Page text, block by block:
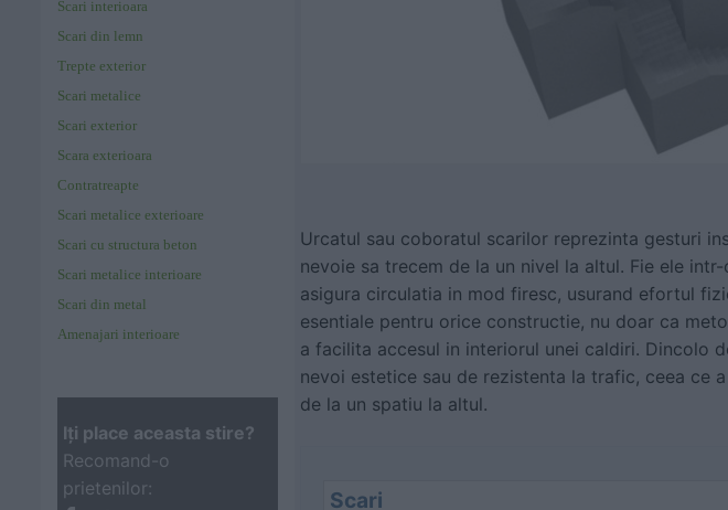
Scari interioara
Scari din lemn
Trepte exterior
Scari metalice
Scari exterior
Scara exterioara
Contratreapte
Scari metalice exterioare
Scari cu structura beton
Scari metalice interioare
Scari din metal
Amenajari interioare
Iţi place aceasta stire?
Recomand-o
prietenilor:
Urcatul sau coboratul scarilor reprezinta gesturi
nevoie sa trecem de la un nivel la altul. Fie ele
asigura circulatia in mod firesc, usurand efortul
esentiale pentru orice constructie, nu doar ca
a facilita accesul in interiorul unei caldiri. Dincolo
nevoi estetice sau de rezistenta la trafic, ceea ce
de la un spatiu la altul.
Scari